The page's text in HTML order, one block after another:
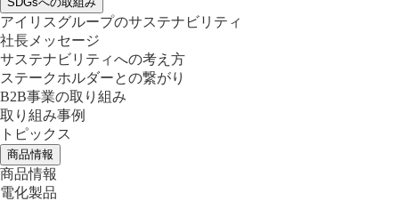
アイリスグループのサステナビリティ
社長メッセージ
サステナビリティへの考え方
ステークホルダーとの繋がり
B2B事業の取り組み
取り組み事例
トピックス
商品情報
商品情報
電化製品